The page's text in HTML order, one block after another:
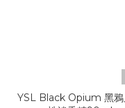
YSL Black Opium 黑鴉